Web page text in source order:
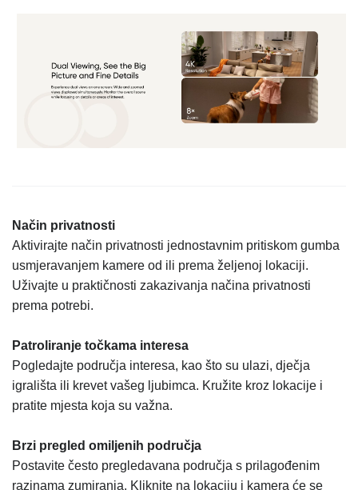
Način privatnosti
Aktivirajte način privatnosti jednostavnim pritiskom gumba
usmjeravanjem kamere od ili prema željenoj lokaciji.
Uživajte u praktičnosti zakazivanja načina privatnosti
prema potrebi.
Patroliranje točkama interesa
Pogledajte područja interesa, kao što su ulazi, dječja
igrališta ili krevet vašeg ljubimca. Kružite kroz lokacije i
pratite mjesta koja su važna.
Brzi pregled omiljenih područja
Postavite često pregledavana područja s prilagođenim
razinama zumiranja. Kliknite na lokaciju i kamera će se